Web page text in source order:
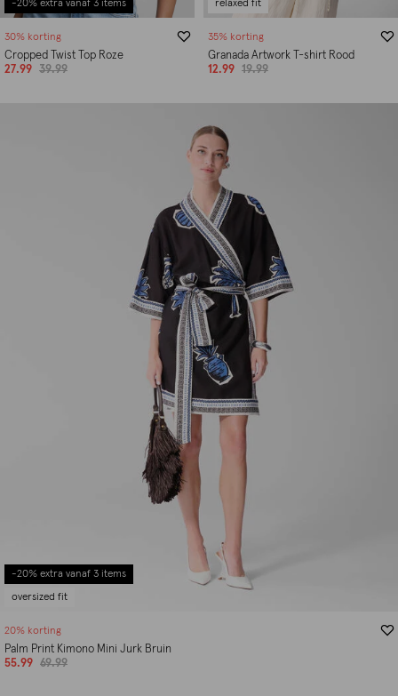
-20% extra vanaf 3 items
30% korting
Cropped Twist Top Roze
27.99
39.99
relaxed fit
35% korting
Granada Artwork T-shirt Rood
12.99
19.99
-20% extra vanaf 3 items
oversized fit
20% korting
Palm Print Kimono Mini Jurk Bruin
55.99
69.99